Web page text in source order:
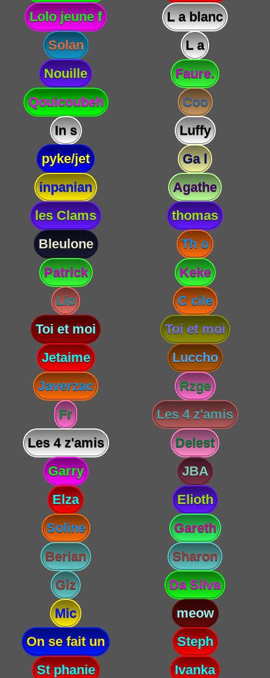
Lolo jeune f
L a blanc
Solan
L a
Nouille
Faure.
Qouicoubeh
Coo
In s
Luffy
pyke/jet
Ga l
inpanian
Agathe
les Clams
thomas
Bleulone
Th o
Patrick
Keke
Lio
C cile
Toi et moi
Toi et moi
Jetaime
Luccho
Javerzac
Rzge
Fr
Les 4 z'amis
Les 4 z'amis
Delest
Garry
JBA
Elza
Elioth
Soline
Gareth
Berian
Sharon
Giz
Da Silva
Mic
meow
On se fait un
Steph
St phanie
Ivanka